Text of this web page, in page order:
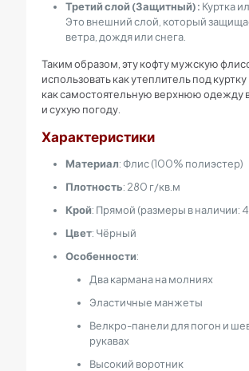
Третий слой (Защитный): Куртка
Это внешний слой, который
ветра, дождя или снега.
Таким образом, эту кофту мужскую
использовать как утеплитель под
как самостоятельную верхнюю одежду
и сухую погоду.
Характеристики
Материал: Флис (100% полиэстер)
Плотность: 280 г/кв.м
Крой: Прямой (размеры в наличии:
Цвет: Чёрный
Особенности:
Два кармана на молниях
Эластичные манжеты
Велкро-панели для погон и
рукавах
Высокий воротник